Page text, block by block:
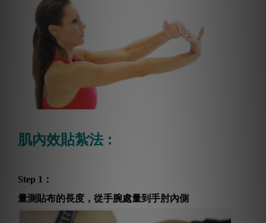
肌內效貼紮法 :
Step 1：
量測貼布的長度，從手腕處量到手肘內側